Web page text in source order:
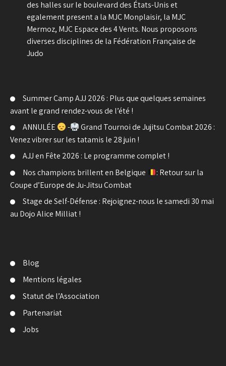
des halles sur le boulevard des États-Unis et
egalement present a la MJC Monplaisir, la MJC
Mermoz, MJC Espace des 4 Vents. Nous proposons
diverses disciplines de la Fédération Française de
Judo
Summer Camp AJJ 2026 : Plus que quelques semaines
avant le grand rendez-vous de l’été !
ANNULÉE
-
Grand Tournoi de Jujitsu Combat 2026 :
Venez vibrer sur les tatamis le 28 juin !
AJJ en Fête 2026 : Le programme complet !
Nos champions brillent en Belgique
: Retour sur la
Coupe d’Europe de Ju-Jitsu Combat
Stage de Self-Défense : Rejoignez-nous le samedi 30 mai
au Dojo Alice Milliat !
Blog
Mentions légales
Statut de l’Association
Partenariat
Jobs